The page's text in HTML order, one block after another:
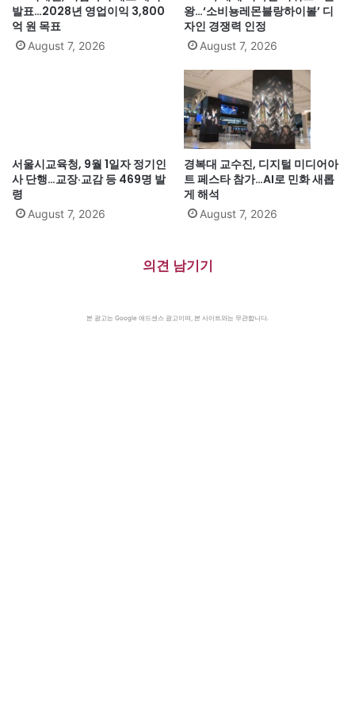
발표…2028년 영업이익 3,800
억 원 목표
August 7, 2026
왕…‘소비뇽레몬블랑하이볼’ 디
자인 경쟁력 인정
August 7, 2026
서울시교육청, 9월 1일자 정기인
사 단행…교장·교감 등 469명 발
령
August 7, 2026
경복대 교수진, 디지털 미디어아
트 페스타 참가…AI로 민화 새롭
게 해석
August 7, 2026
의견 남기기
본 광고는 Google 애드센스 광고이며, 본 사이트와는 무관합니다.